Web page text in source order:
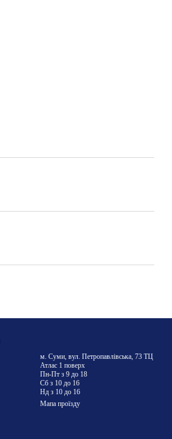
м. Суми, вул. Петропавлівська, 73 ТЦ
Атлас 1 поверх
Пн-Пт з 9 до 18
Сб з 10 до 16
Нд з 10 до 16
Мапа проїзду